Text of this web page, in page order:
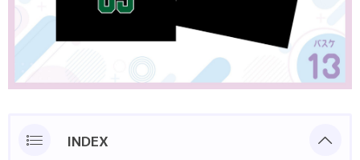
INDEX
パーカー・トレーナー
ポロシャツ